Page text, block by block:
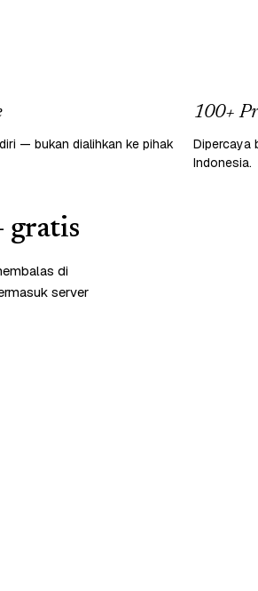
— bukan dialihkan ke pihak
100+
Dipercaya
Indonesia.
gratis
di
server